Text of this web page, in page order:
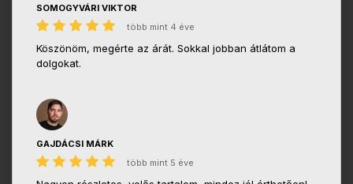
SOMOGYVÁRI VIKTOR
több mint 4 éve
Köszönöm, megérte az árát. Sokkal jobban átlátom a
dolgokat.
GAJDÁCSI MÁRK
több mint 5 éve